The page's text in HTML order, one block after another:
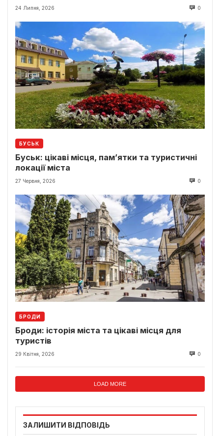
24 Липня, 2026 0
БУСЬК
Буськ: цікаві місця, пам’ятки та туристичні
локації міста
27 Червня, 2026 0
БРОДИ
Броди: історія міста та цікаві місця для
туристів
29 Квітня, 2026 0
LOAD MORE
ЗАЛИШИТИ ВІДПОВІДЬ